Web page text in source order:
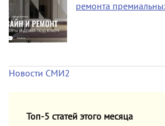
ремонта
Новости СМИ2
Топ-5 статей этого месяца